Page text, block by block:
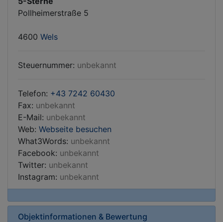
Pollheimerstraße 5
4600 Wels
Steuernummer: unbekannt
Telefon: +43 7242 60430
Fax: unbekannt
E-Mail: unbekannt
Web: Webseite besuchen
What3Words: unbekannt
Facebook: unbekannt
Twitter: unbekannt
Instagram: unbekannt
Objektinformationen & Bewertung